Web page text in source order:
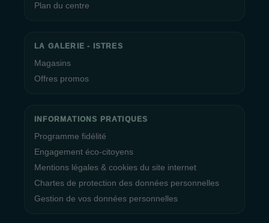
Plan du centre
LA GALERIE - ISTRES
Magasins
Offres promos
INFORMATIONS PRATIQUES
Programme fidélité
Engagement éco-citoyens
Mentions légales & cookies du site internet
Chartes de protection des données personnelles
Gestion de vos données personnelles